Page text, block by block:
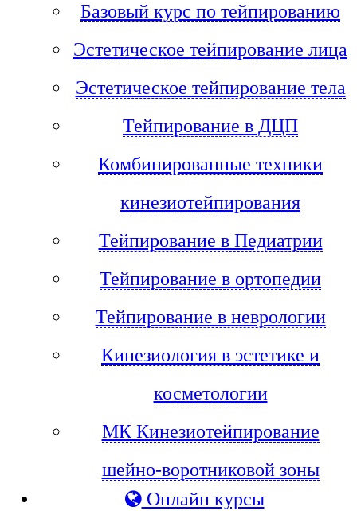
Базовый курс по тейпированию
Эстетическое тейпирование лица
Эстетическое тейпирование тела
Тейпирование в ДЦП
Комбинированные техники
кинезиотейпирования
Тейпирование в Педиатрии
Тейпирование в ортопедии
Тейпирование в неврологии
Кинезиология в эстетике и
косметологии
МК Кинезиотейпирование
шейно-воротниковой зоны
Онлайн курсы